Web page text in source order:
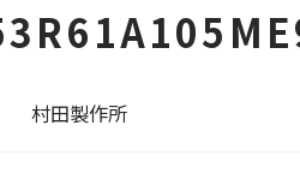
村田製作所